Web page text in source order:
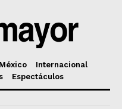
México
Internacional
Espectáculos